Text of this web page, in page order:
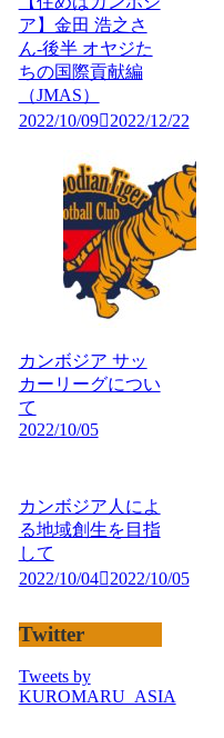
ア】金田 浩之さ
ん-後半 オヤジた
ちの国際貢献編
（JMAS）
2022/10/09
2022/12/22
カンボジア サッ
カーリーグについ
て
2022/10/05
カンボジア人によ
る地域創生を目指
して
2022/10/04
2022/10/05
Twitter
Tweets by
KUROMARU_ASIA